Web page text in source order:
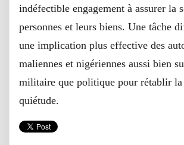
indéfectible engagement à assurer la
personnes et leurs biens. Une tâche
une implication plus effective des
maliennes et nigériennes aussi bien
militaire que politique pour rétablir
quiétude.